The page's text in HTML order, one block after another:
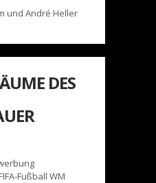
und André Heller
DES
Fußball WM